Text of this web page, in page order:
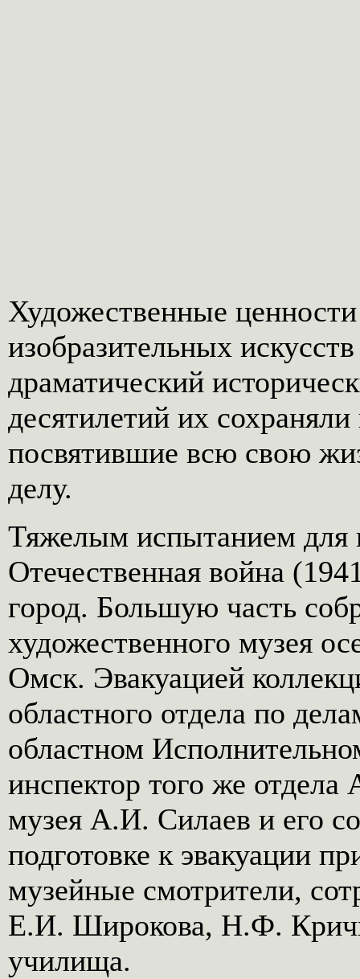
Художественные
изобразительных
драматический
десятилетий их
посвятившие всю свою
делу.
Тяжелым испытанием для
Отечественная война
город. Большую часть
художественного музея
Омск. Эвакуацией
областного отдела по
областном
инспектор того же
музея А.И. Силаев и его
подготовке к эвакуации
музейные смотрители,
Е.И. Широкова, Н.Ф.
училища.